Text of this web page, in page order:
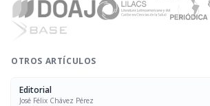
OTROS ARTÍCULOS
Editorial
José Félix Chávez Pérez